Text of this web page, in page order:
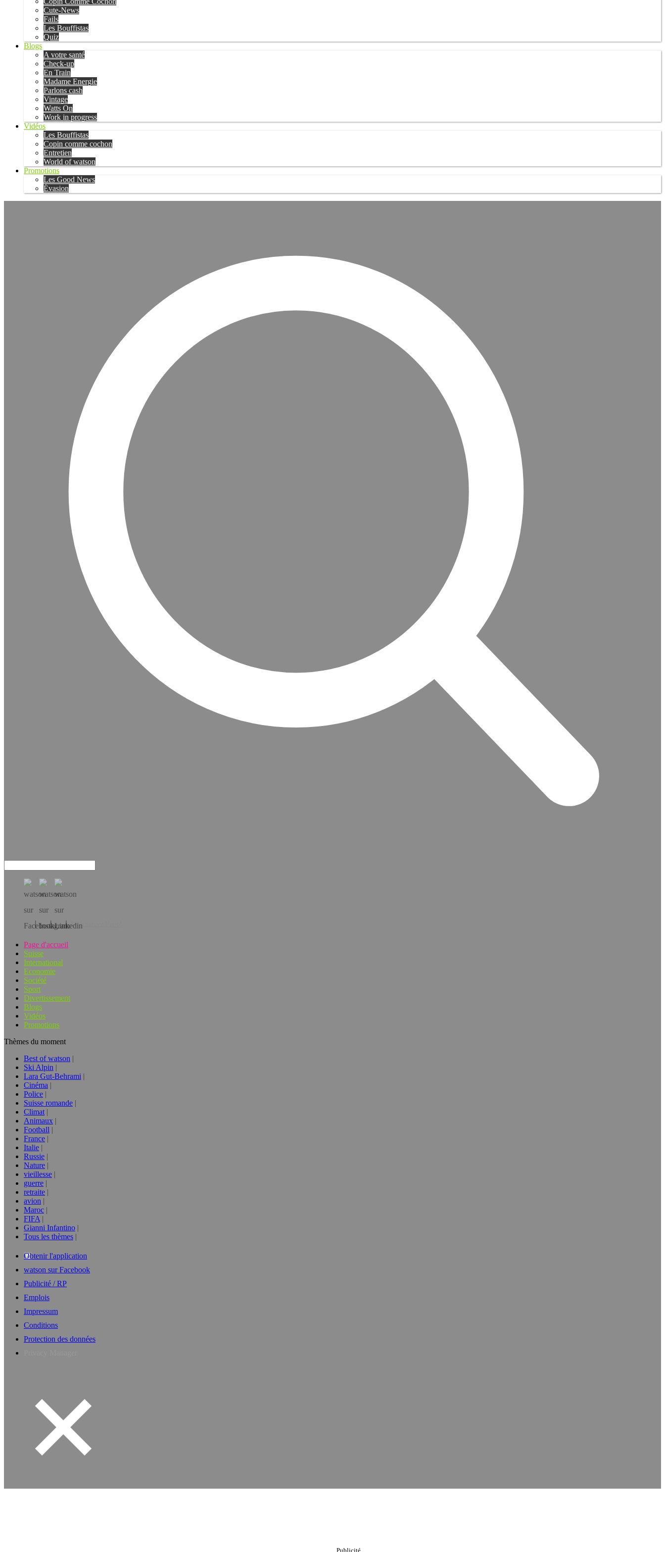
Cute-News
Fails
Les Bouffistas
Quiz
Blogs
A votre santé
Check-up
En Train
Madame Energie
Parlons cash
Vintage
Watts On
Work in progress
Vidéos
Les Bouffistas
Copin comme cochon
Entretien
World of watson
Promotions
Les Good News
Évasion
Téléchargez l’app!
Page d'accueil
Suisse
International
Economie
Société
Sport
Divertissement
Blogs
Vidéos
Promotions
Thèmes du moment
Best of watson
Ski Alpin
Lara Gut-Behrami
Cinéma
Police
Suisse romande
Climat
Animaux
Football
France
Italie
Russie
Nature
vieillesse
guerre
retraite
avion
Maroc
FIFA
Gianni Infantino
Tous les thèmes
Obtenir l'application
watson sur Facebook
Publicité / RP
Emplois
Impressum
Conditions
Protection des données